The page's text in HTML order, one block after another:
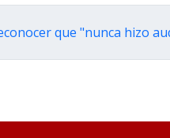
que "nunca hizo